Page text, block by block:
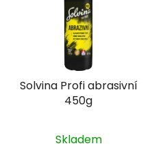
Solvina Profi abrasivní
450g
Skladem